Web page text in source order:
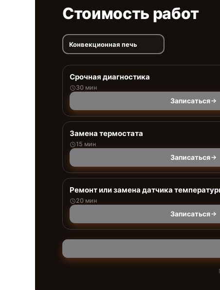
Стоимость работ
Конвекционная печь
Срочная диагностика
30 мин
Записаться
Замена термостата
15 мин
Записаться
Ремонт или замена датчика
20 мин
Записаться